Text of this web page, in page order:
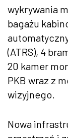
wykrywania
bagażu
(ATRS), 4
20 kamer
PKB wraz z
wizyjnego.
Nowa